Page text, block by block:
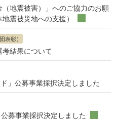
地震被害）」へのご協力のお願
震被災地への支援）
表彰）
結果について
」公募事業採択決定しました
募事業採択決定しました